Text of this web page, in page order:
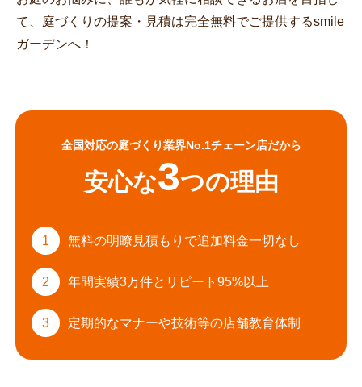
て、庭づくりの提案・見積は完全無料でご提供するsmile
ガーデンへ！
全国対応の庭づくり業界No.1チェーン店だから
安心な3つの理由
1 無料の明瞭見積もりで追加料金一切なし
2 年間実績3万件と リピート95%以上
3 定期的なマナーや技術等の店舗教育体制